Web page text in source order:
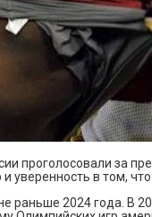
проголосовали за
уверенность в том,
раньше 2024 года. В